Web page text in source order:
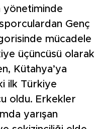
Genç
mücadele
üçüncüsü olarak
Kütahya’ya
ilk Türkiye
oldu. Erkekler
yarışan